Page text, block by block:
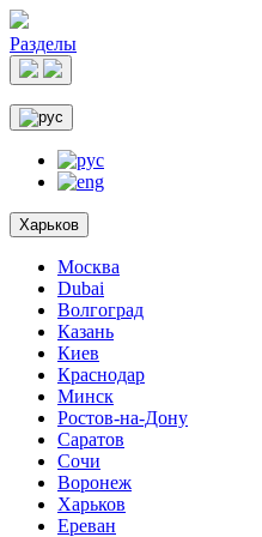
Разделы
Харьков
Москва
Dubai
Волгоград
Казань
Киев
Краснодар
Минск
Ростов-на-Дону
Саратов
Сочи
Воронеж
Харьков
Ереван